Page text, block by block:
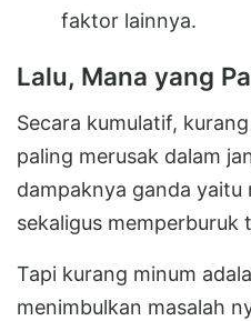
faktor lainnya.
Lalu, Mana yang
Secara kumulatif,
paling merusak dalam
dampaknya ganda yaitu
sekaligus memperburuk
Tapi kurang minum
menimbulkan masalah